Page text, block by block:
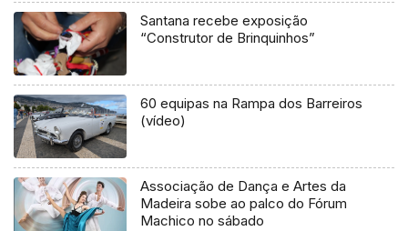
Santana recebe exposição
“Construtor de Brinquinhos”
60 equipas na Rampa dos Barreiros
(vídeo)
Associação de Dança e Artes da
Madeira sobe ao palco do Fórum
Machico no sábado